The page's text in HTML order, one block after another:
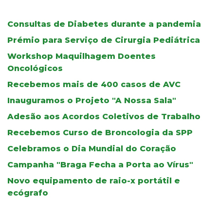
Consultas de Diabetes durante a pandemia
Prémio para Serviço de Cirurgia Pediátrica
Workshop Maquilhagem Doentes
Oncológicos
Recebemos mais de 400 casos de AVC
Inauguramos o Projeto "A Nossa Sala"
Adesão aos Acordos Coletivos de Trabalho
Recebemos Curso de Broncologia da SPP
Celebramos o Dia Mundial do Coração
Campanha "Braga Fecha a Porta ao Vírus"
Novo equipamento de raio-x portátil e
ecógrafo